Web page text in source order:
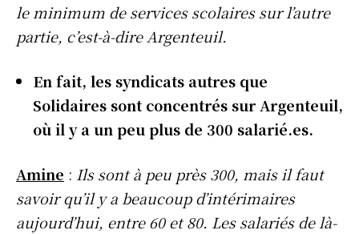
le minimum de services scolaires sur l’autre
partie, c’est-à-dire Argenteuil.
En fait, les syndicats autres que
Solidaires sont concentrés sur Argenteuil,
où il y a un peu plus de 300 salarié.es.
Amine : Ils sont à peu près 300, mais il faut
savoir qu’il y a beaucoup d’intérimaires
aujourd’hui, entre 60 et 80. Les salariés de là-